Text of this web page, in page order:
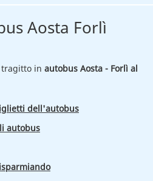
Aosta Forlì
in autobus Aosta - Forlì al
dell'autobus
autobus